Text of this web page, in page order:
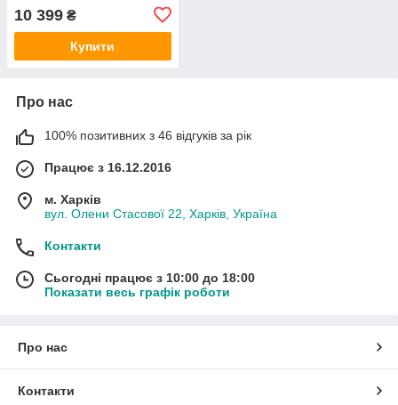
10 399 ₴
Купити
Про нас
100% позитивних з 46 відгуків за рік
Працює з 16.12.2016
м. Харків
вул. Олени Стасової 22, Харків, Україна
Контакти
Сьогодні працює з 10:00 до 18:00
Показати весь графік роботи
Про нас
Контакти